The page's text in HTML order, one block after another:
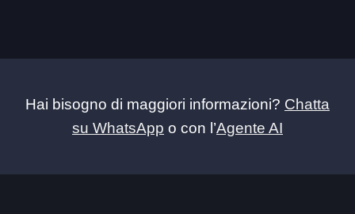
Hai bisogno di maggiori informazioni? Chatta
su WhatsApp o con l’Agente AI